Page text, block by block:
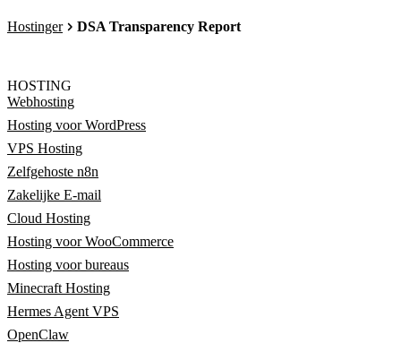
Hostinger DSA Transparency Report
HOSTING
Webhosting
Hosting voor WordPress
VPS Hosting
Zelfgehoste n8n
Zakelijke E-mail
Cloud Hosting
Hosting voor WooCommerce
Hosting voor bureaus
Minecraft Hosting
Hermes Agent VPS
OpenClaw